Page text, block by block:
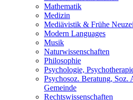
Mathematik
Medizin
Mediävistik & Frühe
Modern Languages
Musik
Naturwissenschaften
Philosophie
Psychologie,
Psychosoz. Beratung, Soz.
Gemeinde
Rechtswissenschaften